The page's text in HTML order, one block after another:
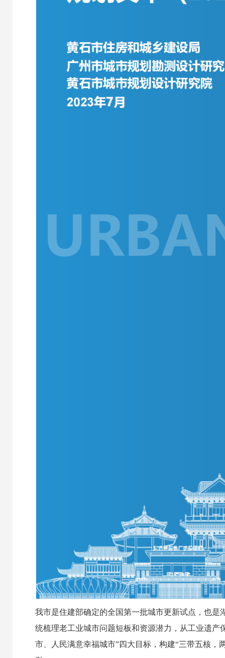
我市是住建部确定的全国第一批城市更新试点，也
统梳理老工业城市问题短板和资源潜力，从工业遗
市、人民满意幸福城市”四大目标，构建“三带五核